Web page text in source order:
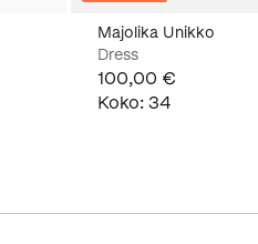
Majolika Unikko
Dress
100,00 €
Koko: 34